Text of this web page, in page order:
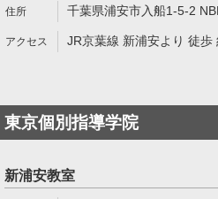
千葉県浦安市入船1-5-2
JR京葉線 新浦安より 徒歩
東京個別指導学院
新浦安教室